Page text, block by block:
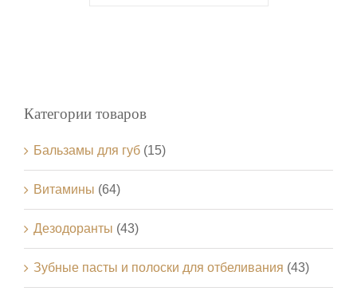
Категории товаров
Бальзамы для губ (15)
Витамины (64)
Дезодоранты (43)
Зубные пасты и полоски для отбеливания (43)